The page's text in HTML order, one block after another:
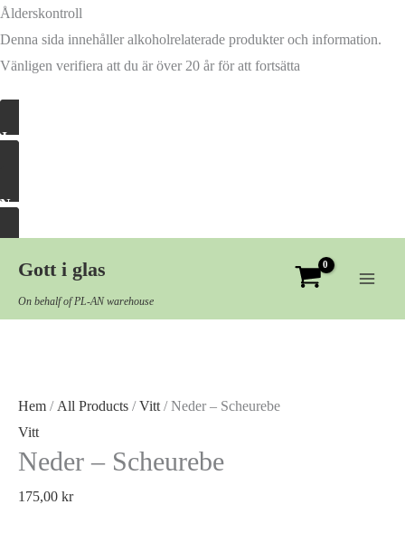
Ålderskontroll
Denna sida innehåller alkoholrelaterade produkter och information.
Vänligen verifiera att du är över 20 år för att fortsätta
Ja, släpp in mig
Nej, ta mig härifrån
innehåll
Gott i glas
On behalf of PL-AN warehouse
Hem / All Products /Vitt / Neder – Scheurebe
Vitt
Neder – Scheurebe
175,00 kr